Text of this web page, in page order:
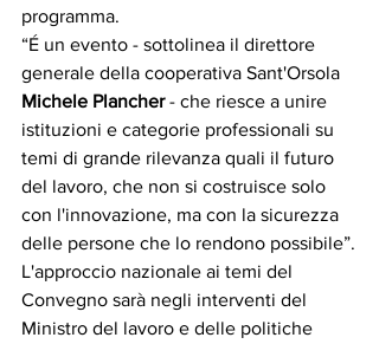
programma.
“É un evento - sottolinea il direttore
generale della cooperativa Sant'Orsola
Michele Plancher - che riesce a unire
istituzioni e categorie professionali su
temi di grande rilevanza quali il futuro
del lavoro, che non si costruisce solo
con l'innovazione, ma con la sicurezza
delle persone che lo rendono possibile”.
L'approccio nazionale ai temi del
Convegno sarà negli interventi del
Ministro del lavoro e delle politiche